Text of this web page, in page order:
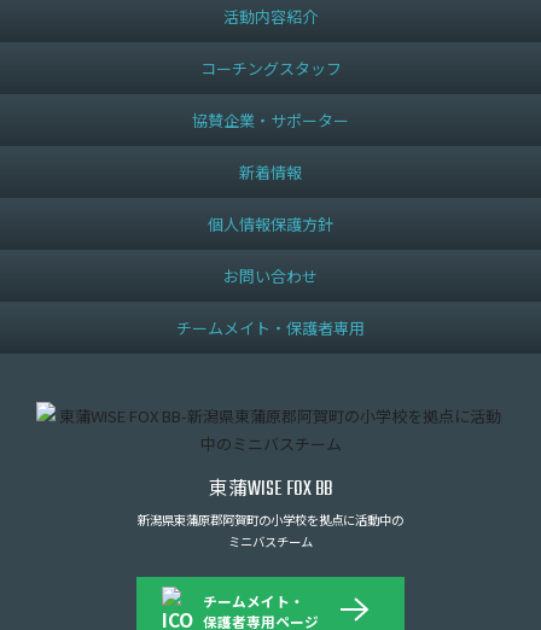
活動内容紹介
コーチングスタッフ
協賛企業・サポーター
新着情報
個人情報保護方針
お問い合わせ
チームメイト・保護者専用
東蒲WISE FOX BB
新潟県東蒲原郡阿賀町の小学校を拠点に活動中の
ミニバスチーム
チームメイト・
保護者専用ページ